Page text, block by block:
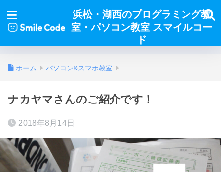
浜松・湖西のプログラミング教
室・パソコン教室 スマイルコー
ド
ホーム パソコン&スマホ教室
ナカヤマさんのご紹介です！
2018年8月14日